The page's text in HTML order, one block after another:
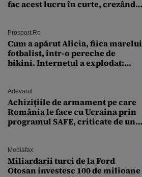
fac acest lucru în curte, crezând
Prosport.ro
Cum a apărut Alicia, fiica marelui
fotbalist, într-o pereche de
bikini. Internetul a explodat:
Adevarul
Achizițiile de armament pe care
România le face cu Ucraina prin
programul SAFE, criticate de un
Mediafax
Miliardarii turci de la Ford
Otosan investesc 100 de milioane